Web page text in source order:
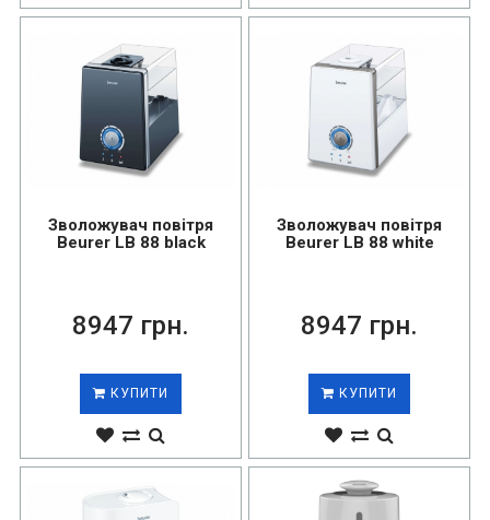
Зволожувач повітря
Beurer LB 88 black
8947 грн.
КУПИТИ
Зволожувач повітря
Beurer LB 88 white
8947 грн.
КУПИТИ